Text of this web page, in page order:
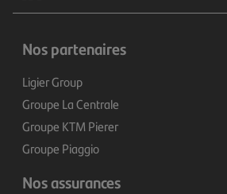
Nos partenaires
Ligier Group
Groupe La Centrale
Groupe KTM Pierer
Groupe Piaggio
Nos assurances